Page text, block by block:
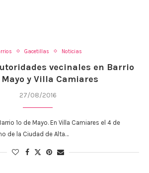
Gacetillas Noticias
vecinales en Barrio
Mayo y Villa Camiares
27/08/2016
1º de Mayo. En Villa Camiares el 4 de
de la Ciudad de Alta…